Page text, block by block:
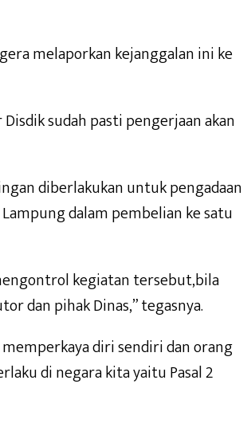
melaporkan kejanggalan ini ke
sudah pasti pengerjaan akan
diberlakukan untuk pengadaan
dalam pembelian ke satu
kegiatan tersebut,bila
dan pihak Dinas,” tegasnya.
diri sendiri dan orang
di negara kita yaitu Pasal 2